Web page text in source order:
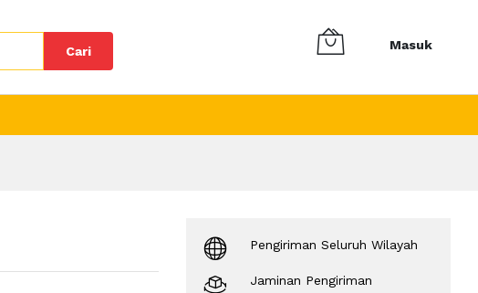
Cari Masuk
Pengiriman Seluruh Wilayah
Jaminan Pengiriman